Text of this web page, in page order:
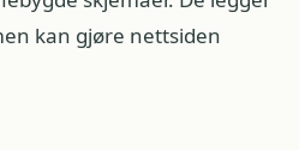
kan gjøre nettsiden